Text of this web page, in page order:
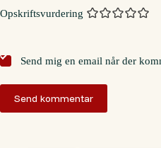
Opskriftsvurdering
Send mig en email når der
Send kommentar